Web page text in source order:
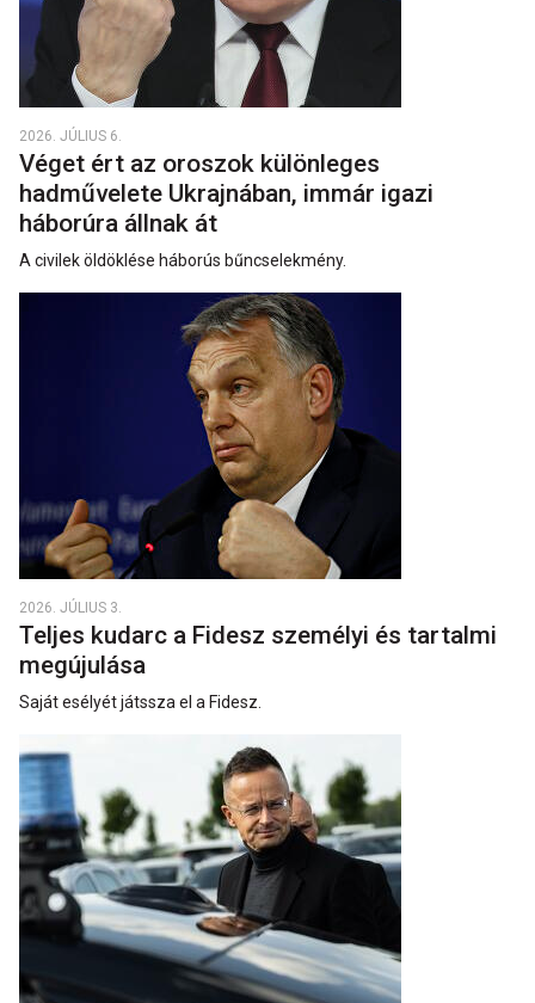
2026. JÚLIUS 6.
Véget ért az oroszok különleges
hadművelete Ukrajnában, immár igazi
háborúra állnak át
A civilek öldöklése háborús bűncselekmény.
2026. JÚLIUS 3.
Teljes kudarc a Fidesz személyi és tartalmi
megújulása
Saját esélyét játssza el a Fidesz.